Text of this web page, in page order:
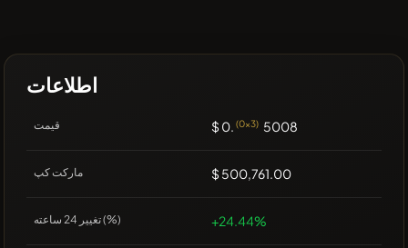
اطلاعات
قیمت $ 0. (0x3) 5008
مارکت کپ $ 500,761.00
تغییر 24 ساعته (%) +24.44%